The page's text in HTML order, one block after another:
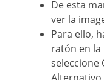
De esta
ver la
Para ello,
ratón en la
seleccione